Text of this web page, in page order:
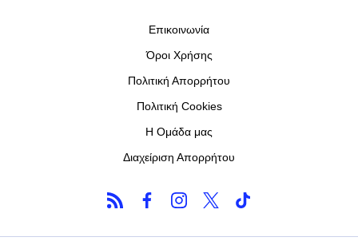
Επικοινωνία
Όροι Χρήσης
Πολιτική Απορρήτου
Πολιτική Cookies
Η Ομάδα μας
Διαχείριση Απορρήτου